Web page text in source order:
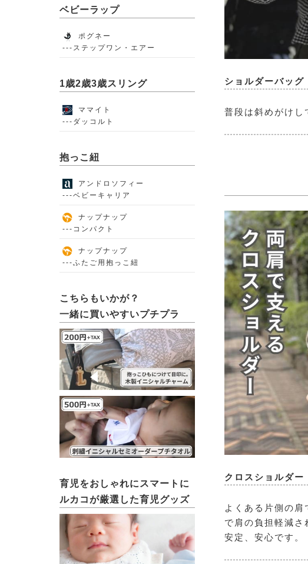
ショルダーバッグ
普段は斜めがけし
クロスショルダー
よくある片側の
で肩の負担軽減
安定、安心です。
ベビーラップ
ポグネー
---ステップワン・エアー
1歳2歳3歳スリング
ママイト
---ダッコルト
抱っこ紐
アンドロソフィー
---ベビーキャリア
ナップナップ
---コンパクト
ナップナップ
---ふたご用抱っこ紐
こちらもいかが？
一緒に買いやすいプチプラ
育児をおしゃれにスマートに
ルカコが厳選した育児グッズ